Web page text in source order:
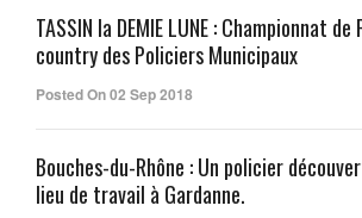
TASSIN la DEMIE LUNE : Championnat
country des Policiers Municipaux
Posted On 02 Sep 2018
Bouches-du-Rhône : Un policier
lieu de travail à Gardanne.